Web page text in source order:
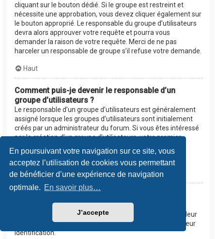
En poursuivant votre navigation sur ce site, vous
acceptez l’utilisation de cookies vous permettant
de bénéficier d’une expérience de navigation
optimale. En savoir plus…
J’accepte
cliquant sur le bouton dédié. Si le groupe est restreint et
nécessite une approbation, vous devez cliquer également sur
le bouton approprié. Le responsable du groupe d’utilisateurs
devra alors approuver votre requête et pourra vous
demander la raison de votre requête. Merci de ne pas
harceler un responsable de groupe s’il refuse votre demande.
Haut
Comment puis-je devenir le responsable d’un
groupe d’utilisateurs ?
Le responsable d’un groupe d’utilisateurs est généralement
assigné lorsque les groupes d’utilisateurs sont initialement
créés par un administrateur du forum. Si vous êtes intéressé
par la création d’un groupe d’utilisateurs, votre premier
contact devrait être un administrateur. Essayez de le
contacter en lui envoyant un message privé.
Haut
apparaissent dans une couleur différente ?
Les administrateurs du forum peuvent assigner une couleur
aux membres d’un groupe d’utilisateurs afin de faciliter leur
identification.